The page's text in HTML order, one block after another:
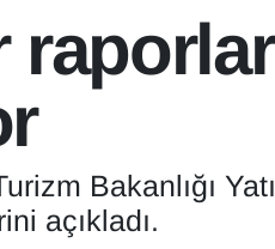
Bakanlığı
açıkladı.
ve Fikstür